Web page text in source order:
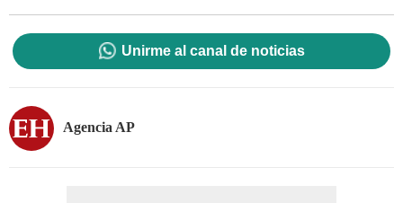
Unirme al canal de noticias
Agencia AP